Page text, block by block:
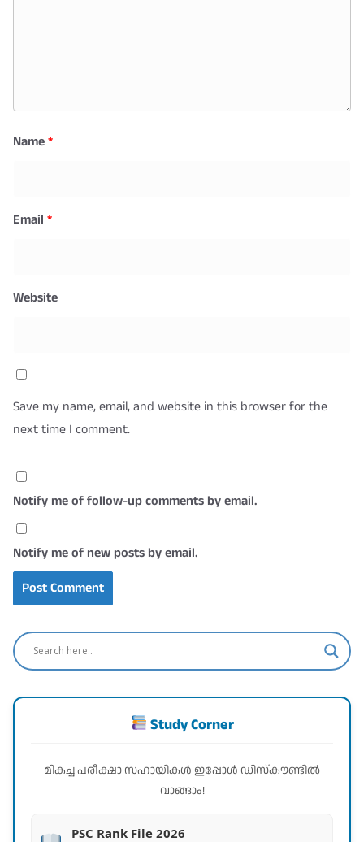
Name*
Email *
Website
Save my name, email, and website in this browser for the
next time I comment.
Notify me of follow-up comments by email.
Notify me of new posts by email.
Study Corner
മികച്ച പരീക്ഷാ സഹായികൾ ഇപ്പോൾ ഡിസ്കൗണ്ടിൽ
വാങ്ങാം!
PSC Rank File 2026